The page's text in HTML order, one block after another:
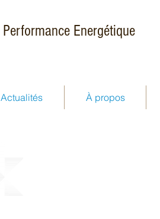
Performance Energétique
Actualités À propos